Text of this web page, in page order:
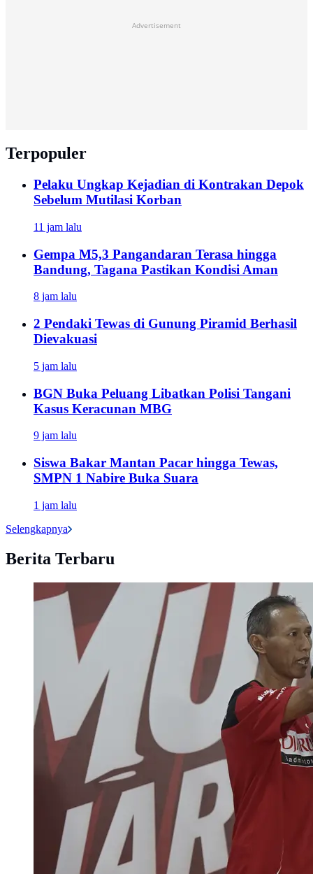
Advertisement
Terpopuler
Pelaku Ungkap Kejadian di Kontrakan Depok
Sebelum Mutilasi Korban
11 jam lalu
Gempa M5,3 Pangandaran Terasa hingga
Bandung, Tagana Pastikan Kondisi Aman
8 jam lalu
2 Pendaki Tewas di Gunung Piramid Berhasil
Dievakuasi
5 jam lalu
BGN Buka Peluang Libatkan Polisi Tangani
Kasus Keracunan MBG
9 jam lalu
Siswa Bakar Mantan Pacar hingga Tewas,
SMPN 1 Nabire Buka Suara
1 jam lalu
Selengkapnya
Berita Terbaru